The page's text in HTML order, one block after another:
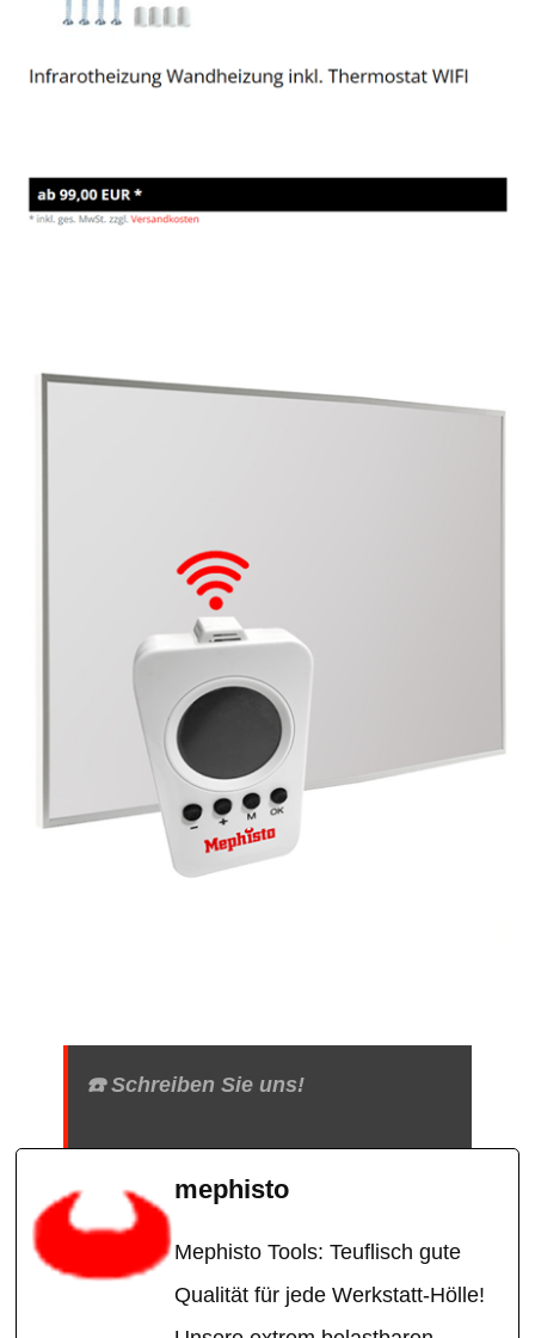
☎️ Schreiben Sie uns!
mephisto
Mephisto Tools: Teuflisch gute
Qualität für jede Werkstatt-Hölle!